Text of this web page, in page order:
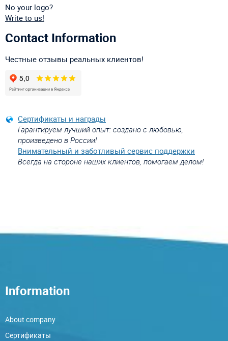
No your logo?
Write to us!
Contact Information
Честные отзывы реальных клиентов!
Сертификаты и награды
Гарантируем лучший опыт: создано с любовью,
произведено в России!
Внимательный и заботливый сервис поддержки
Всегда на стороне наших клиентов, помогаем делом!
Information
About company
Сертификаты